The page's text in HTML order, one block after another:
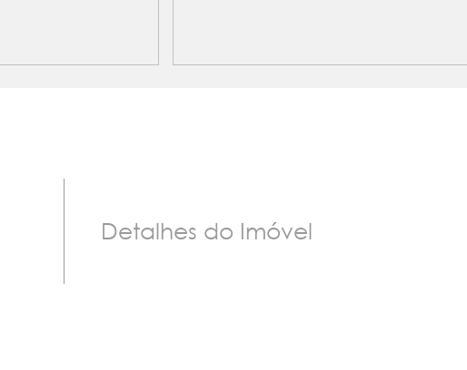
Detalhes do Imóvel